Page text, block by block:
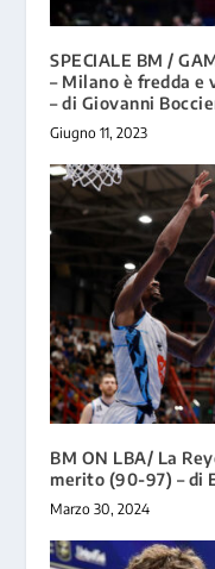
SPECIALE BM /
– Milano è fredda e
– di Giovanni
Giugno 11, 2023
BM ON LBA/ La
merito (90-97) – di
Marzo 30, 2024